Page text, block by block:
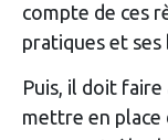
compte de ces
pratiques et ses
Puis, il doit faire
mettre en place